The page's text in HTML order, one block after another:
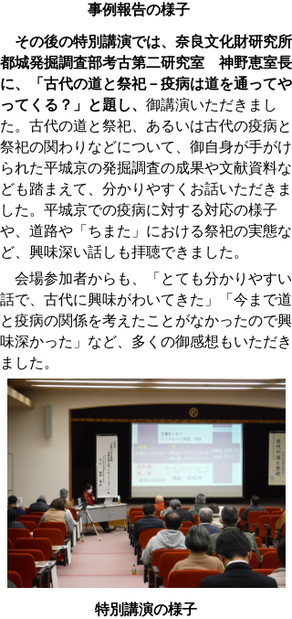
事例報告の様子
その後の特別講演では、 奈良文化財研究所
都城発掘調査部考古第二研究室 神野恵室長
に、「古代の道と祭祀－疫病は道を通ってや
ってくる？」と題し、 御講演いただきまし
た。古代の道と祭祀、あるいは古代の疫病と
祭祀の関わりなどについて、御自身が手がけ
られた平城京の発掘調査の成果や文献資料な
ども踏まえて、分かりやすくお話いただきま
した。平城京での疫病に対する対応の様子
や、道路や「ちまた」における祭祀の実態な
ど、興味深い話しも拝聴できました。
会場参加者からも、「とても分かりやすい
話で、古代に興味がわいてきた」「今まで道
と疫病の関係を考えたことがなかったので興
味深かった」など、多くの御感想もいただき
ました。
特別講演の様子